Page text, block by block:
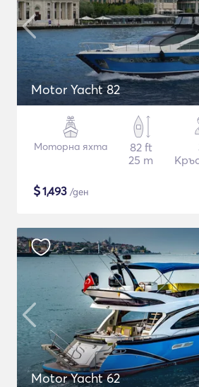
Motor Yacht 82
Моторна яхта
82 ft
25 m
$1,493 /ден
Motor Yacht 62